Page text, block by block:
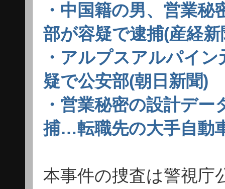
・中国籍の男、営業
部が容疑で逮捕(産経新
・アルプスアルパイ
疑で公安部(朝日新聞)
・営業秘密の設計デ
捕…転職先の大手自動
本事件の捜査は警視庁